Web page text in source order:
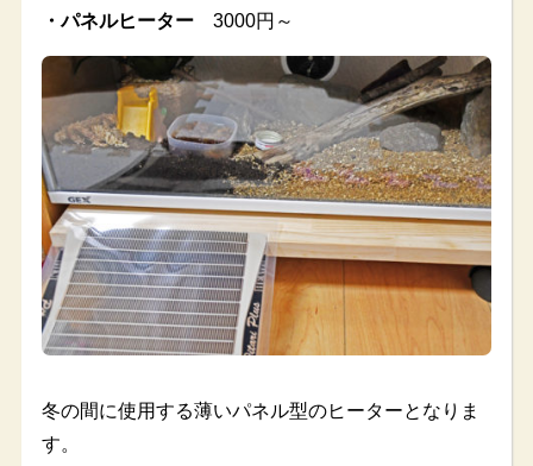
・パネルヒーター3000円～
冬の間に使用する薄いパネル型のヒーターとなりま
す。